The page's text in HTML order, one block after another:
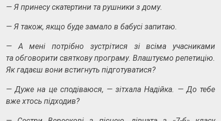
— Я принесу скатертини та рушники з дому.
— Я також, якщо буде замало в бабусі запитаю.
— А мені потрібно зустрітися зі всіма учасниками
та обговорити святкову програму. Влаштуємо репетицію.
Як гадаєш вони встигнуть підготуватися?
—Дуже на це сподіваюся, —зітхала Надійка. — До тебе
вже хтось підходив?